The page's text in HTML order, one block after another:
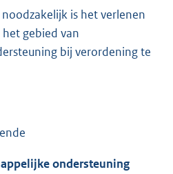
is het verlenen
gebied van
bij verordening te
ondersteuning